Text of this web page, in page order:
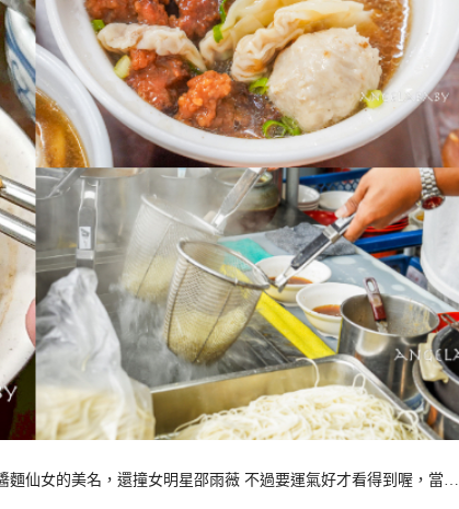
麵仙女的美名，還撞女明星邵雨薇 不過要運氣好才看得到喔，當…